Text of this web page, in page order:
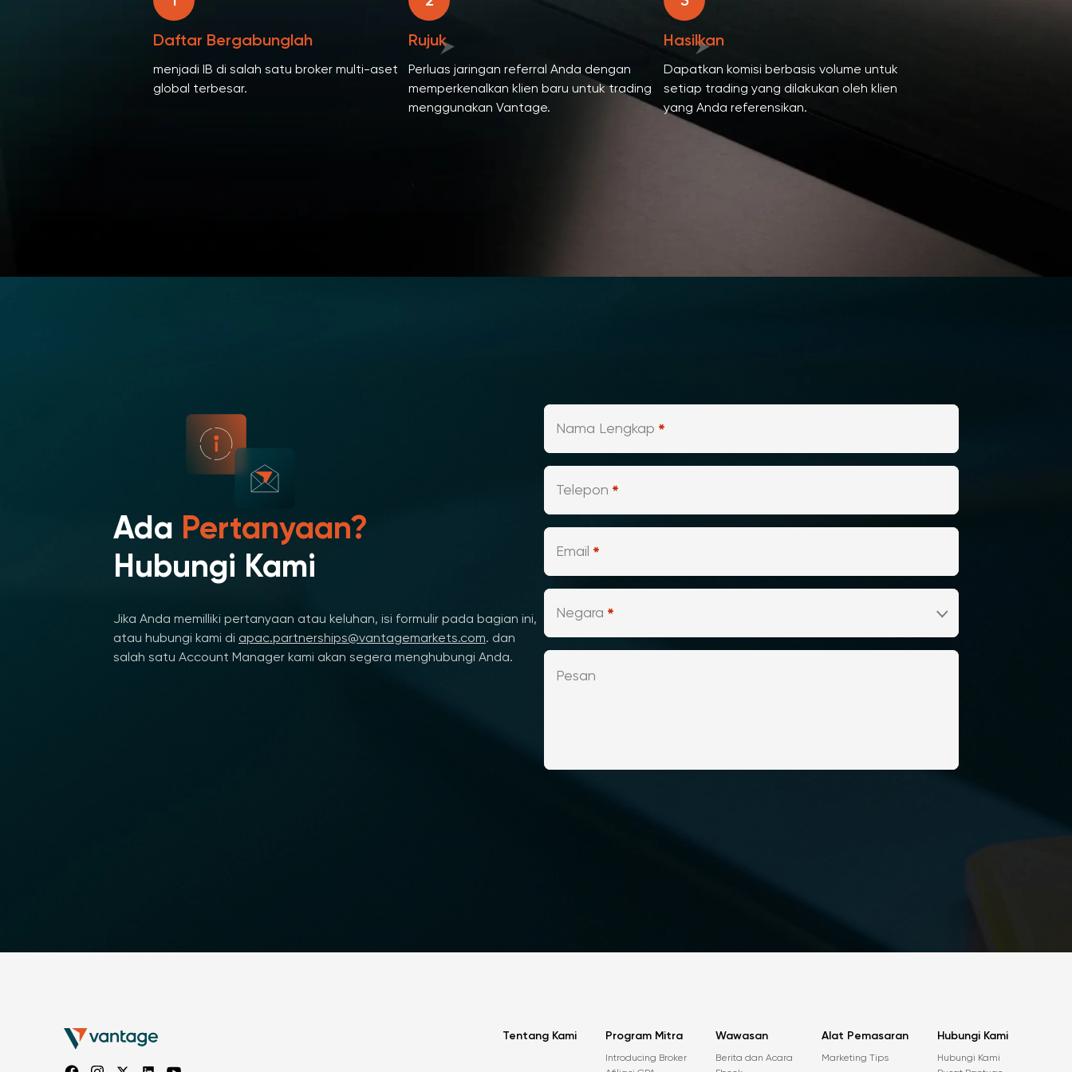
Daftar Bergabunglah
menjadi IB di salah satu broker multi-aset
global terbesar.
Rujuk
Perluas jaringan referral Anda dengan
memperkenalkan klien baru untuk trading
menggunakan Vantage.
Hasilkan
Dapatkan komisi berbasis volume untuk
setiap trading yang dilakukan oleh klien
yang Anda referensikan.
Ada Pertanyaan?
Hubungi Kami
Jika Anda memilliki pertanyaan atau keluhan, isi formulir pada bagian ini,
atau hubungi kami di apac.partnerships@vantagemarkets.com. dan
salah satu Account Manager kami akan segera menghubungi Anda.
Nama Lengkap *
Telepon *
Email *
Negara *
Pesan
Tentang Kami Program Mitra
Introducing Broker
Wawasan
Berita dan Acara
Alat Pemasaran
Marketing Tips
Hubungi Kami
Hubungi Kami